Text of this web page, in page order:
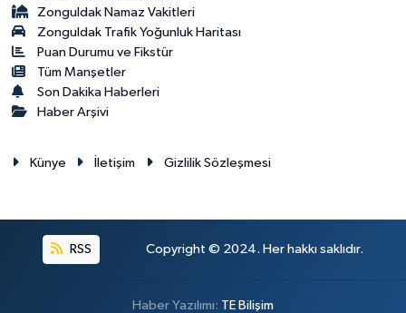
Zonguldak Namaz Vakitleri
Zonguldak Trafik Yoğunluk Haritası
Puan Durumu ve Fikstür
Tüm Manşetler
Son Dakika Haberleri
Haber Arşivi
Künye İletişim Gizlilik Sözleşmesi
RSS Copyright © 2024. Her hakkı saklıdır.
Haber Yazılımı: TE Bilişim